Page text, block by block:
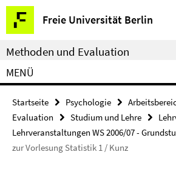
Springe
direkt
zu
Inhalt
Freie Universität Berlin
Service-
Navigation
Methoden und Evaluation
MENÜ
Startseite Psychologie
Evaluation
Studium und Lehre
Lehrveranstaltungen WS 2006/07 -
zur Vorlesung Statistik 1 / Kunz